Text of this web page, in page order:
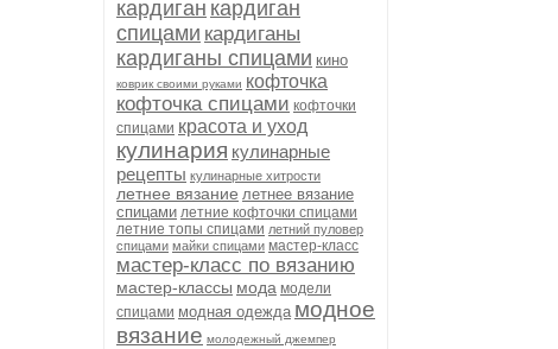
кардиган кардиган
спицами кардиганы
кардиганы спицами кино
коврик своими руками кофточка
кофточка спицами кофточки
спицами красота и уход
кулинария кулинарные
рецепты кулинарные хитрости
летнее вязание летнее вязание
спицами летние кофточки спицами
летние топы спицами летний пуловер
спицами майки спицами мастер-класс
мастер-класс по вязанию
мастер-классы мода модели
спицами модная одежда модное
вязание молодежный джемпер